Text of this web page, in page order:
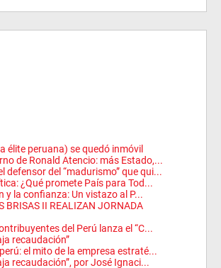
élite peruana) se quedó inmóvil
de Ronald Atencio: más Estado,...
defensor del “madurismo” que qui...
¿Qué promete País para Tod...
y la confianza: Un vistazo al P...
BRISAS II REALIZAN JORNADA
del Perú lanza el “C...
recaudación”
el mito de la empresa estraté...
recaudación”, por José Ignaci...